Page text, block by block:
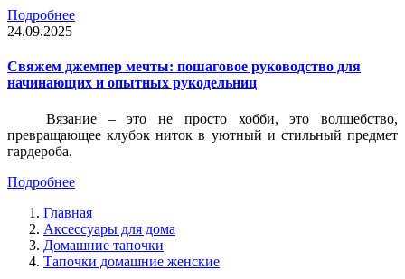
Подробнее
24.09.2025
Свяжем джемпер мечты: пошаговое руководство для
начинающих и опытных рукодельниц
Вязание – это не просто хобби, это волшебство,
превращающее клубок ниток в уютный и стильный предмет
гардероба.
Подробнее
Главная
Аксессуары для дома
Домашние тапочки
Тапочки домашние женские